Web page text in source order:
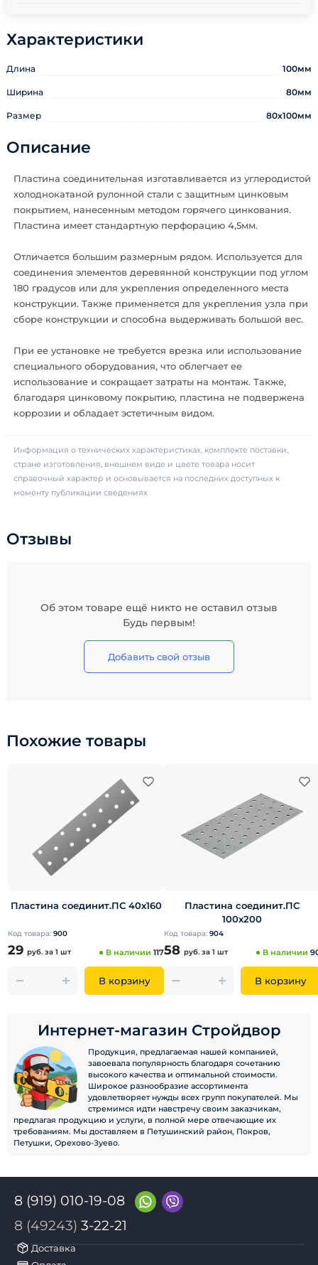
Характеристики
Длина 100мм
Ширина 80мм
Размер 80х100мм
Описание
Пластина соединительная изготавливается из углеродистой
холоднокатаной рулонной стали с защитным цинковым
покрытием, нанесенным методом горячего цинкования.
Пластина имеет стандартную перфорацию 4,5мм.
Отличается большим размерным рядом. Используется для
соединения элементов деревянной конструкции под углом
180 градусов или для укрепления определенного места
конструкции. Также применяется для укрепления узла при
сборе конструкции и способна выдерживать большой вес.
При ее установке не требуется врезка или использование
специального оборудования, что облегчает ее
использование и сокращает затраты на монтаж. Также,
благодаря цинковому покрытию, пластина не подвержена
коррозии и обладает эстетичным видом.
Информация о технических характеристиках, комплекте поставки,
стране изготовления, внешнем виде и цвете товара носит
справочный характер и основывается на последних доступных к
моменту публикации сведениях
Отзывы
Об этом товаре ещё никто не оставил отзыв
Будь первым!
Добавить свой отзыв
Похожие товары
Пластина соединит.ПС 40х160
Код товара: 900
29 руб. за 1 шт В наличии 117
В корзину
Пластина соединит.ПС
100х200
Код товара: 904
58 руб. за 1 шт В наличии
В корзину
Интернет-магазин Стройдвор
Продукция, предлагаемая нашей компанией,
завоевала популярность благодаря сочетанию
высокого качества и оптимальной стоимости.
Широкое разнообразие ассортимента
удовлетворяет нужды всех групп покупателей. Мы
стремимся идти навстречу своим заказчикам,
предлагая продукцию и услуги, в полной мере отвечающие их
требованиям. Мы доставляем в Петушинский район, Покров,
Петушки, Орехово-Зуево.
8 (919) 010-19-08
8 (49243) 3-22-21
Доставка